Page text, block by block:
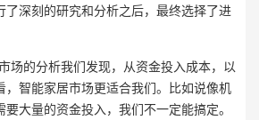
了深刻的研究和分析之后，最终选择了进
场的分析我们发现，从资金投入成本，以
，智能家居市场更适合我们。比如说像机
大量的资金投入，我们不一定能搞定。